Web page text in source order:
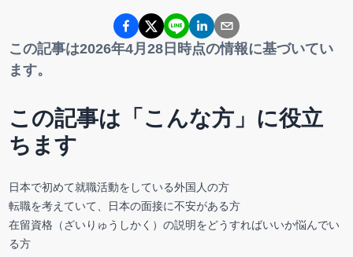
この記事は2026年4月28日時点の情報に基づいてい
ます。
この記事は「こんな方」に役立
ちます
日本で初めて就職活動をしている外国人の方
転職を考えていて、日本の面接に不安がある方
在留資格（ざいりゅうしかく）の説明をどうすればいいか悩んでい
る方